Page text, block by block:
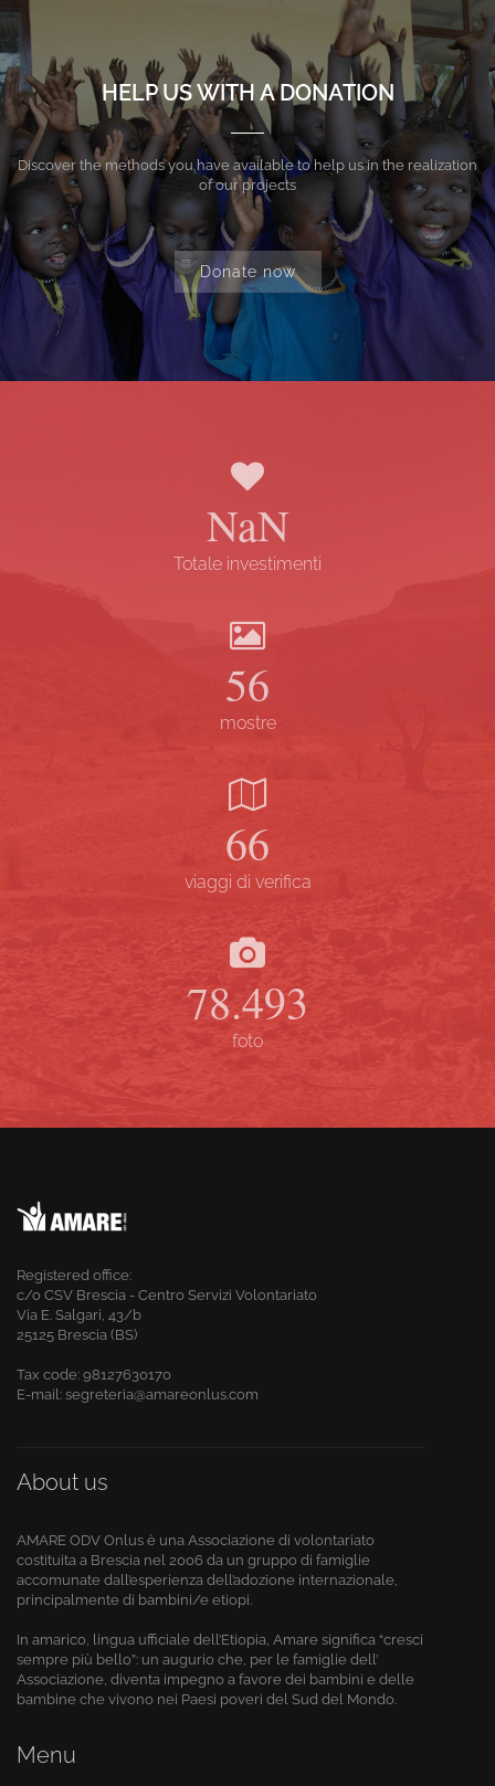
HELP US WITH A DONATION
Discover the methods you have available to help us in the realization
of our projects
Donate now
NaN
Totale investimenti
57
mostre
67
viaggi di verifica
79.823
foto
Registered office:
c/o CSV Brescia - Centro Servizi Volontariato
Via E. Salgari, 43/b
25125 Brescia (BS)
Tax code: 98127630170
E-mail: segreteria@amareonlus.com
About us
AMARE ODV Onlus è una Associazione di volontariato
costituita a Brescia nel 2006 da un gruppo di famiglie
accomunate dall’esperienza dell’adozione internazionale,
principalmente di bambini/e etiopi.
In amarico, lingua ufficiale dell’Etiopia, Amare significa “cresci
sempre più bello”: un augurio che, per le famiglie dell’
Associazione, diventa impegno a favore dei bambini e delle
bambine che vivono nei Paesi poveri del Sud del Mondo.
Menu